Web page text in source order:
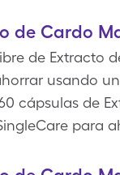
de Cardo
de Extracto
usando
cápsulas de
para